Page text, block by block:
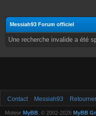
Messiah93 Forum officiel
Une recherche invalide a été
Contact Messiah93
Moteur MyBB , © 2002-2026 MyBB